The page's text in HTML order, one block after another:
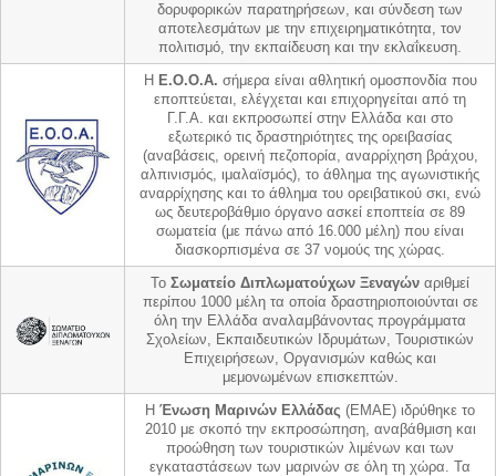
δορυφορικών παρατηρήσεων, και σύνδεση των
αποτελεσμάτων με την επιχειρηματικότητα, τον
πολιτισμό, την εκπαίδευση και την εκλαΐκευση.
Η Ε.Ο.Ο.Α. σήμερα είναι αθλητική ομοσπονδία που
εποπτεύεται, ελέγχεται και επιχορηγείται από τη
Γ.Γ.Α. και εκπροσωπεί στην Ελλάδα και στο
εξωτερικό τις δραστηριότητες της ορειβασίας
(αναβάσεις, ορεινή πεζοπορία, αναρρίχηση βράχου,
αλπινισμός, ιμαλαϊσμός), το άθλημα της αγωνιστικής
αναρρίχησης και το άθλημα του ορειβατικού σκι, ενώ
ως δευτεροβάθμιο όργανο ασκεί εποπτεία σε 89
σωματεία (με πάνω από 16.000 μέλη) που είναι
διασκορπισμένα σε 37 νομούς της χώρας.
Το Σωματείο Διπλωματούχων Ξεναγών αριθμεί
περίπου 1000 μέλη τα οποία δραστηριοποιούνται σε
όλη την Ελλάδα αναλαμβάνοντας προγράμματα
Σχολείων, Εκπαιδευτικών Ιδρυμάτων, Τουριστικών
Επιχειρήσεων, Οργανισμών καθώς και
μεμονωμένων επισκεπτών.
Η Ένωση Μαρινών Ελλάδας (ΕΜΑΕ) ιδρύθηκε το
2010 με σκοπό την εκπροσώπηση, αναβάθμιση και
προώθηση των τουριστικών λιμένων και των
εγκαταστάσεων των μαρινών σε όλη τη χώρα. Τα